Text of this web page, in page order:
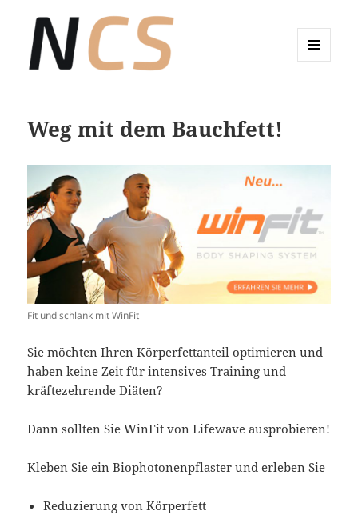
Weg mit dem Bauchfett!
Fit und schlank mit WinFit
Sie möchten Ihren Körperfettanteil optimieren und
haben keine Zeit für intensives Training und
kräftezehrende Diäten?
Dann sollten Sie WinFit von Lifewave ausprobieren!
Kleben Sie ein Biophotonenpflaster und erleben Sie
Reduzierung von Körperfett